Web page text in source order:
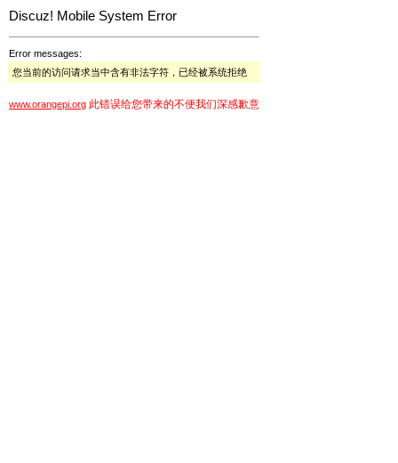
Discuz! Mobile System Error
Error messages:
您当前的访问请求当中含有非法字符，已经被系统拒绝
www.orangepi.org 此错误给您带来的不便我们深感歉意